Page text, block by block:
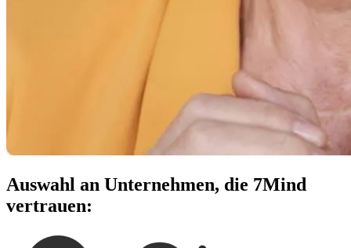
Auswahl an Unternehmen, die 7Mind
vertrauen: